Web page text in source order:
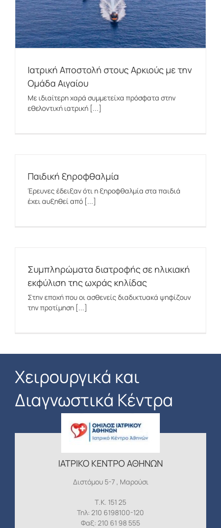
Ιατρική Αποστολή στους Αρκιούς με την
Ομάδα Αιγαίου
Με ιδιαίτερη χαρά συμμετείχα πρόσφατα στην
εθελοντική ιατρική [...]
Παιδική ξηροφθαλμία
Έρευνες έδειξαν ότι η ξηροφθαλμία στα παιδιά
έχει αυξηθεί από [...]
Συμπληρώματα διατροφής σε ηλικιακή
εκφύλιση της ωχράς κηλίδας
Στην εποχή που οι ασθενείς διαδικτυακά ψηφίζουν
την προτίμηση [...]
Χειρουργικά και
Διαγνωστικά Κέντρα
ΙΑΤΡΙΚΟ ΚΕΝΤΡΟ ΑΘΗΝΩΝ
Διστόμου 5-7 , Μαρούσι
Τ.Κ. 151 25
Τηλ: 210 6198100-120
Φαξ: 210 61 98 555